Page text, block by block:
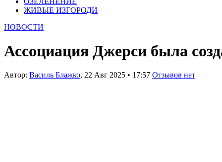
ЖИВЫЕ ИЗГОРОДИ
НОВОСТИ
Ассоциация Джерси была
Автор: Василь Блажко, 22 Авг 2025 • 17:57 Отзывов нет